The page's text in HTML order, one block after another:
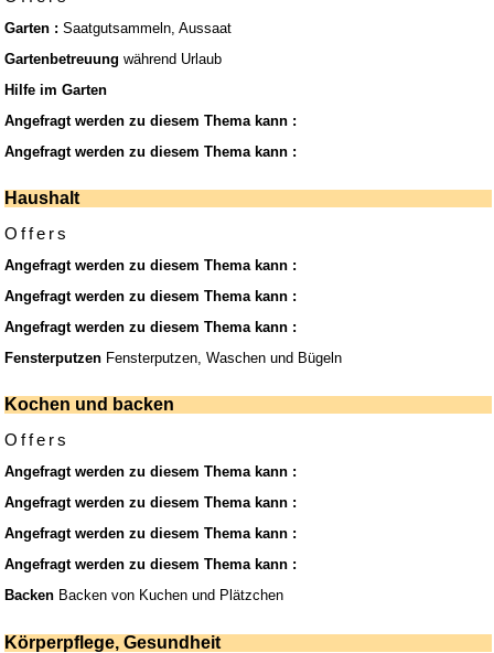
Garten : Saatgutsammeln, Aussaat
Gartenbetreuung während Urlaub
Hilfe im Garten
Angefragt werden zu diesem Thema kann :
Angefragt werden zu diesem Thema kann :
Haushalt
Offers
Angefragt werden zu diesem Thema kann :
Angefragt werden zu diesem Thema kann :
Angefragt werden zu diesem Thema kann :
Fensterputzen Fensterputzen, Waschen und Bügeln
Kochen und backen
Offers
Angefragt werden zu diesem Thema kann :
Angefragt werden zu diesem Thema kann :
Angefragt werden zu diesem Thema kann :
Angefragt werden zu diesem Thema kann :
Backen Backen von Kuchen und Plätzchen
Körperpflege, Gesundheit